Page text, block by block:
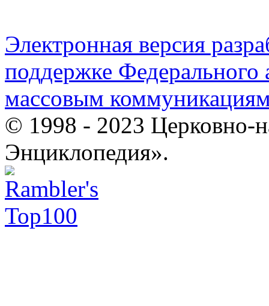
Электронная версия
поддержке Федерального
массовым
© 1998 - 2023 Церковно-
Энциклопедия».